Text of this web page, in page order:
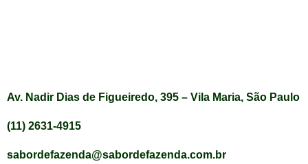
Av. Nadir Dias de Figueiredo, 395 – Vila Maria, São Paulo
(11) 2631-4915
sabordefazenda@sabordefazenda.com.br